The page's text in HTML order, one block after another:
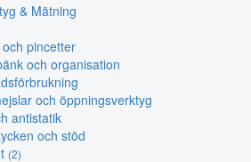
& Mätning
pincetter
och organisation
och öppningsverktyg
antistatik
och stöd
(2)